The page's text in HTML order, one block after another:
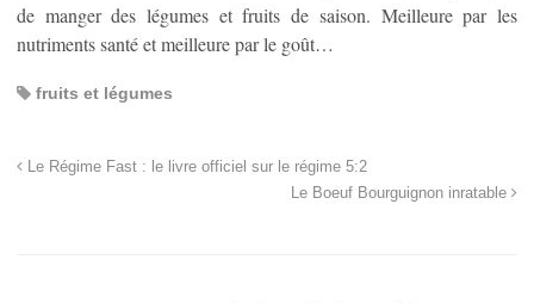
de manger des légumes et fruits de saison. Meilleure par les
nutriments santé et meilleure par le goût…
fruits et légumes
Le Régime Fast : le livre officiel sur le régime 5:2
Le Boeuf Bourguignon inratable